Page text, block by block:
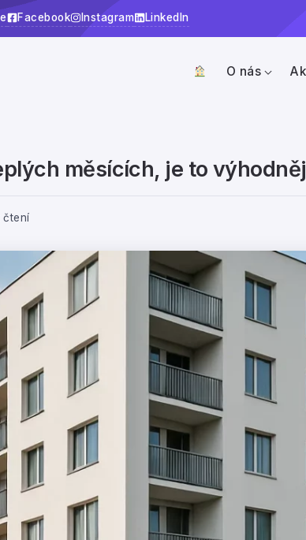
Facebook Instagram LinkedIn
O nás
měsících, je to
čtení